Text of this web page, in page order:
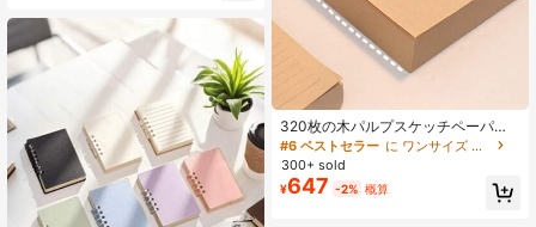
試験準備に適した学校用品
320枚の木パルプスケッチペーパー
入りノート、無地ベージュ色、アイ
プロテクト、厚手、学生、試験、描
画、メモ取り用学用品
#6 ベストセラー
に ワンサイズ ノートブック
300+ sold
¥647 -2% 概算